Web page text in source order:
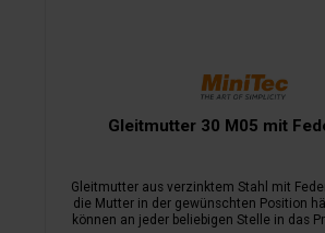
Gleitmutter 30 M05 mit
Gleitmutter aus verzinktem Stahl mit
die Mutter in der gewünschten Position
können an jeder beliebigen Stelle in das